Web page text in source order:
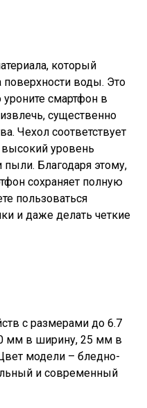
который
поверхности воды. Это
уроните смартфон в
существенно
Чехол соответствует
высокий уровень
Благодаря этому,
сохраняет полную
пользоваться
и даже делать четкие
с размерами до 6.7
мм в ширину, 25 мм в
модели – бледно-
и современный